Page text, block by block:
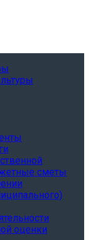
сметы
оценки